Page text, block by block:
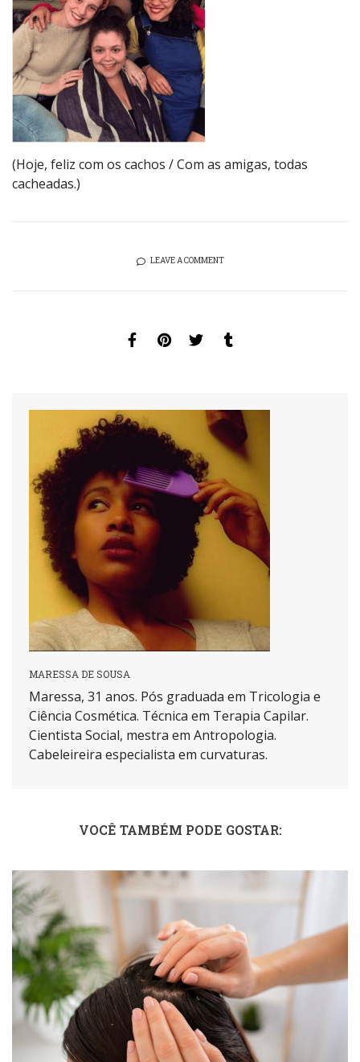
(Hoje, feliz com os cachos / Com as amigas, todas
cacheadas.)
LEAVE A COMMENT
MARESSA DE SOUSA
Maressa, 31 anos. Pós graduada em Tricologia e
Ciência Cosmética. Técnica em Terapia Capilar.
Cientista Social, mestra em Antropologia.
Cabeleireira especialista em curvaturas.
VOCÊ TAMBÉM PODE GOSTAR: